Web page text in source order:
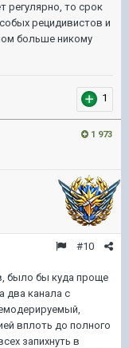
регулярно, то срок
рецидивистов и
больше никому
1
1 973
#10
было бы куда проще
два канала с
вплоть до полного
запихнуть в